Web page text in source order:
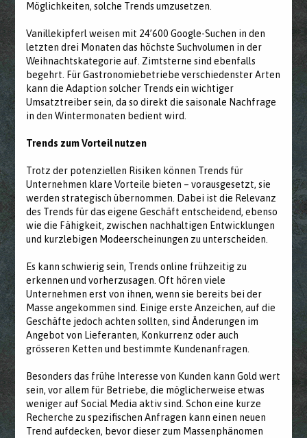
Möglichkeiten, solche Trends umzusetzen.
Vanillekipferl weisen mit 24’600 Google-Suchen in den
letzten drei Monaten das höchste Suchvolumen in der
Weihnachtskategorie auf. Zimtsterne sind ebenfalls
begehrt. Für Gastronomiebetriebe verschiedenster Arten
kann die Adaption solcher Trends ein wichtiger
Umsatztreiber sein, da so direkt die saisonale Nachfrage
in den Wintermonaten bedient wird.
Trends zum Vorteil nutzen
Trotz der potenziellen Risiken können Trends für
Unternehmen klare Vorteile bieten – vorausgesetzt, sie
werden strategisch übernommen. Dabei ist die Relevanz
des Trends für das eigene Geschäft entscheidend, ebenso
wie die Fähigkeit, zwischen nachhaltigen Entwicklungen
und kurzlebigen Modeerscheinungen zu unterscheiden.
Es kann schwierig sein, Trends online frühzeitig zu
erkennen und vorherzusagen. Oft hören viele
Unternehmen erst von ihnen, wenn sie bereits bei der
Masse angekommen sind. Einige erste Anzeichen, auf die
Geschäfte jedoch achten sollten, sind Änderungen im
Angebot von Lieferanten, Konkurrenz oder auch
grösseren Ketten und bestimmte Kundenanfragen.
Besonders das frühe Interesse von Kunden kann Gold wert
sein, vor allem für Betriebe, die möglicherweise etwas
weniger auf Social Media aktiv sind. Schon eine kurze
Recherche zu spezifischen Anfragen kann einen neuen
Trend aufdecken, bevor dieser zum Massenphänomen